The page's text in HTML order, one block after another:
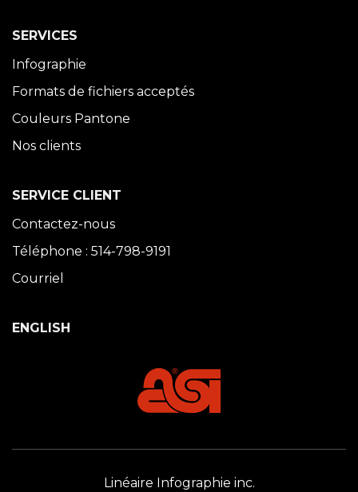
SERVICES
Infographie
Formats de fichiers acceptés
Couleurs Pantone
Nos clients
SERVICE CLIENT
Contactez-nous
Téléphone : 514-798-9191
Courriel
ENGLISH
Linéaire Infographie inc.